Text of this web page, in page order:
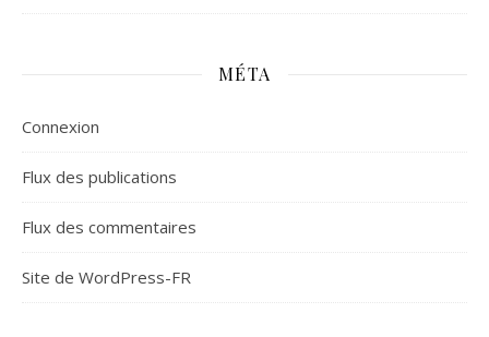
MÉTA
Connexion
Flux des publications
Flux des commentaires
Site de WordPress-FR